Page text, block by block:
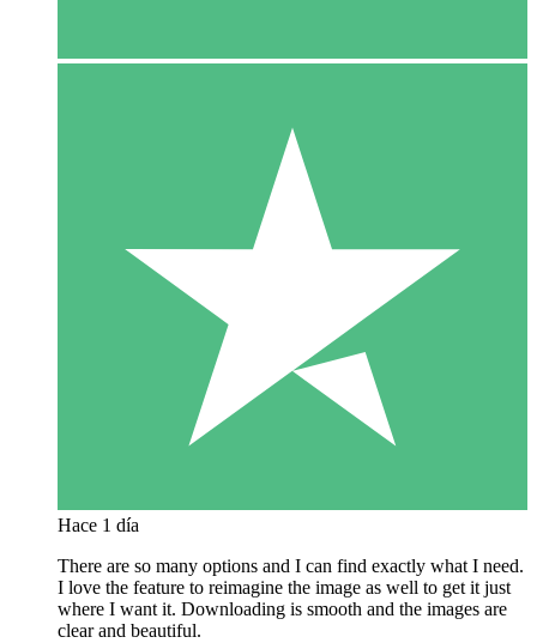
Hace 1 día
There are so many options and I can find exactly what I need.
I love the feature to reimagine the image as well to get it just
where I want it. Downloading is smooth and the images are
clear and beautiful.